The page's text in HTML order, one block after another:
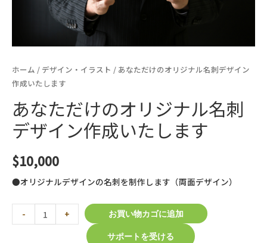
ホーム / デザイン・イラスト / あなただけのオリジナル名刺デザイン
作成いたします
あなただけのオリジナル名刺
デザイン作成いたします
$10,000
●オリジナルデザインの名刺を制作します（両面デザイン）
-
な
+
お買い物カゴに追加
サポートを受ける